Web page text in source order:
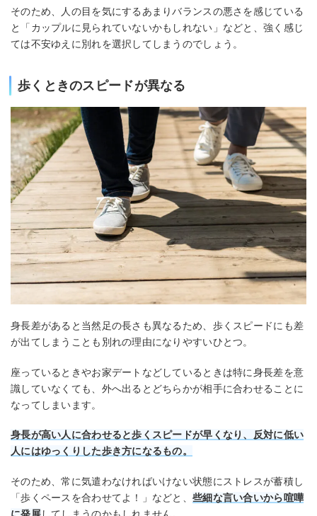
そのため、人の目を気にするあまりバランスの悪さを感じている
と「カップルに見られていないかもしれない」などと、強く感じ
ては不安ゆえに別れを選択してしまうのでしょう。
歩くときのスピードが異なる
身長差があると当然足の長さも異なるため、歩くスピードにも差
が出てしまうことも別れの理由になりやすいひとつ。
座っているときやお家デートなどしているときは特に身長差を意
識していなくても、外へ出るとどちらかが相手に合わせることに
なってしまいます。
身長が高い人に合わせると歩くスピードが早くなり、反対に低い
人にはゆっくりした歩き方になるもの。
そのため、常に気遣わなければいけない状態にストレスが蓄積し
「歩くペースを合わせてよ！」などと、些細な言い合いから喧嘩